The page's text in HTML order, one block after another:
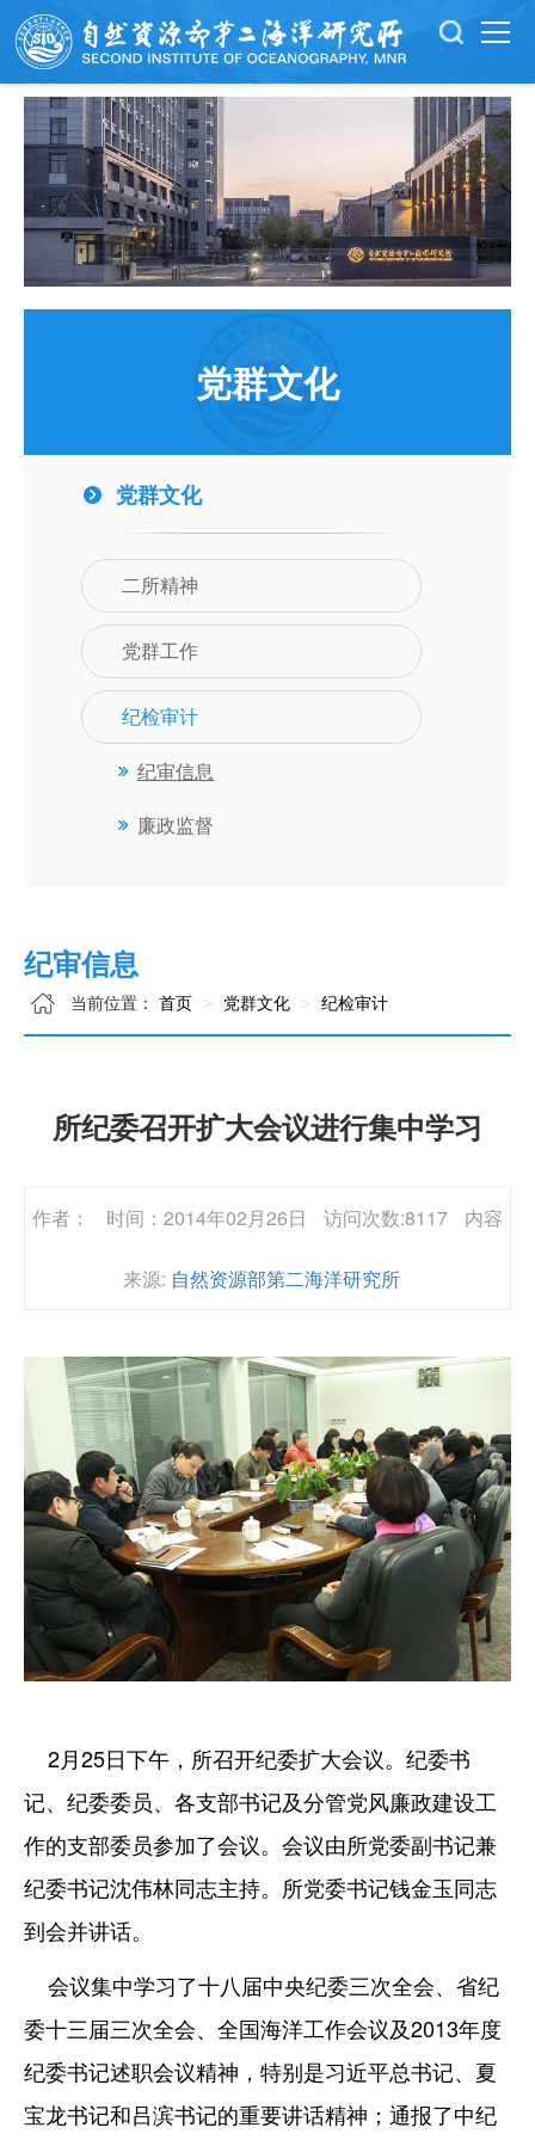
党群文化
党群文化
二所精神
党群工作
纪检审计
纪审信息
廉政监督
纪审信息
当前位置： 首页 党群文化 纪检审计
所纪委召开扩大会议进行集中学习
作者： 时间：2014年02月26日 访问次数:8117 内容
来源: 自然资源部第二海洋研究所
2月25日下午，所召开纪委扩大会议。纪委书
记、纪委委员、各支部书记及分管党风廉政建设工
作的支部委员参加了会议。会议由所党委副书记兼
纪委书记沈伟林同志主持。所党委书记钱金玉同志
到会并讲话。
会议集中学习了十八届中央纪委三次全会、省纪
委十三届三次全会、全国海洋工作会议及2013年度
纪委书记述职会议精神，特别是习近平总书记、夏
宝龙书记和吕滨书记的重要讲话精神；通报了中纪